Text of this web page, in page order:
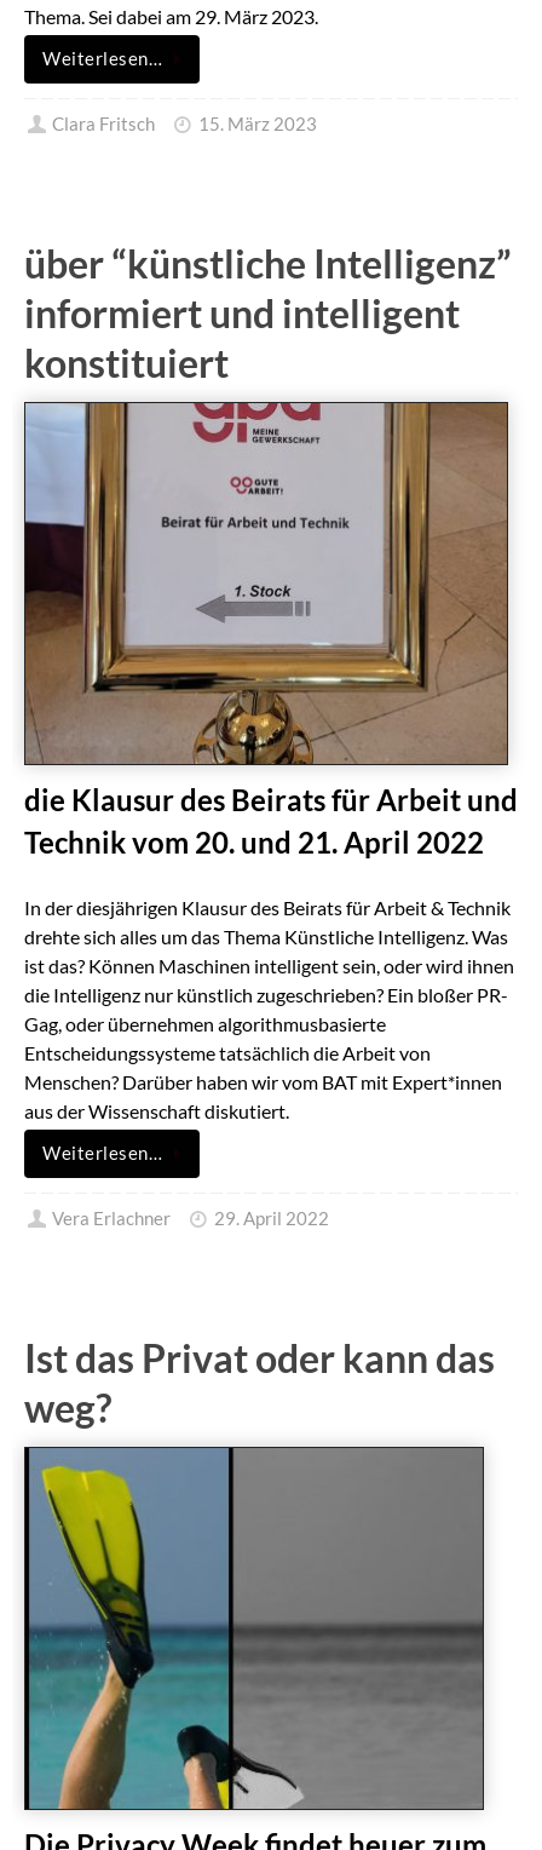
Thema. Sei dabei am 29. März 2023.
Weiterlesen…
Clara Fritsch 15. März 2023
über “künstliche Intelligenz”
informiert und intelligent
konstituiert
die Klausur des Beirats für Arbeit und
Technik vom 20. und 21. April 2022
In der diesjährigen Klausur des Beirats für Arbeit & Technik
drehte sich alles um das Thema Künstliche Intelligenz. Was
ist das? Können Maschinen intelligent sein, oder wird ihnen
die Intelligenz nur künstlich zugeschrieben? Ein bloßer PR-
Gag, oder übernehmen algorithmusbasierte
Entscheidungssysteme tatsächlich die Arbeit von
Menschen? Darüber haben wir vom BAT mit Expert*innen
aus der Wissenschaft diskutiert.
Weiterlesen…
Vera Erlachner 29. April 2022
Ist das Privat oder kann das
weg?